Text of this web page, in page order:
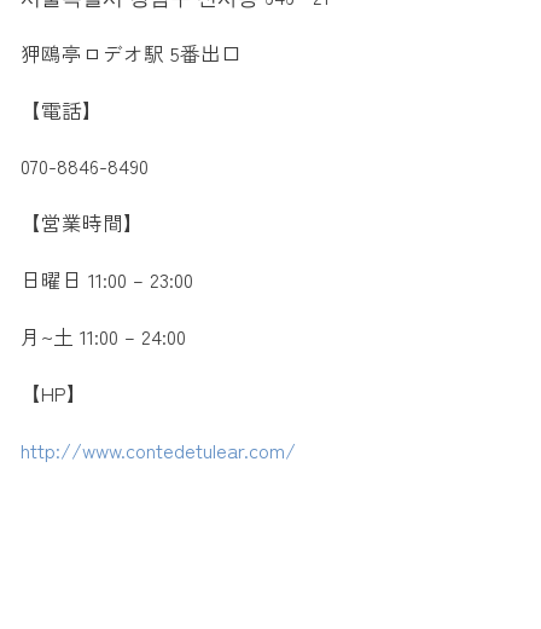
狎鴎亭ロデオ駅 5番出口
【電話】
070-8846-8490
【営業時間】
日曜日 11:00 – 23:00
月~土 11:00 – 24:00
【HP】
http://www.contedetulear.com/